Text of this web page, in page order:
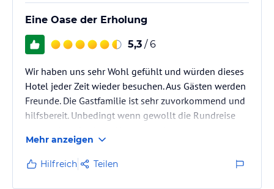
Eine Oase der Erholung
5,3 / 6
Wir haben uns sehr Wohl gefühlt und würden dieses
Hotel jeder Zeit wieder besuchen. Aus Gästen werden
Freunde. Die Gastfamilie ist sehr zuvorkommend und
hilfsbereit. Unbedingt wenn gewollt die Rundreise
Rundumbetreuung.
Mehr anzeigen
Hilfreich Teilen